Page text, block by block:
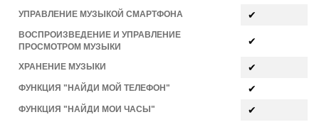
УПРАВЛЕНИЕ МУЗЫКОЙ СМАРТФОНА ✔
ВОСПРОИЗВЕДЕНИЕ И УПРАВЛЕНИЕ
ПРОСМОТРОМ МУЗЫКИ
✔
ХРАНЕНИЕ МУЗЫКИ ✔
ФУНКЦИЯ "НАЙДИ МОЙ ТЕЛЕФОН" ✔
ФУНКЦИЯ "НАЙДИ МОИ ЧАСЫ" ✔